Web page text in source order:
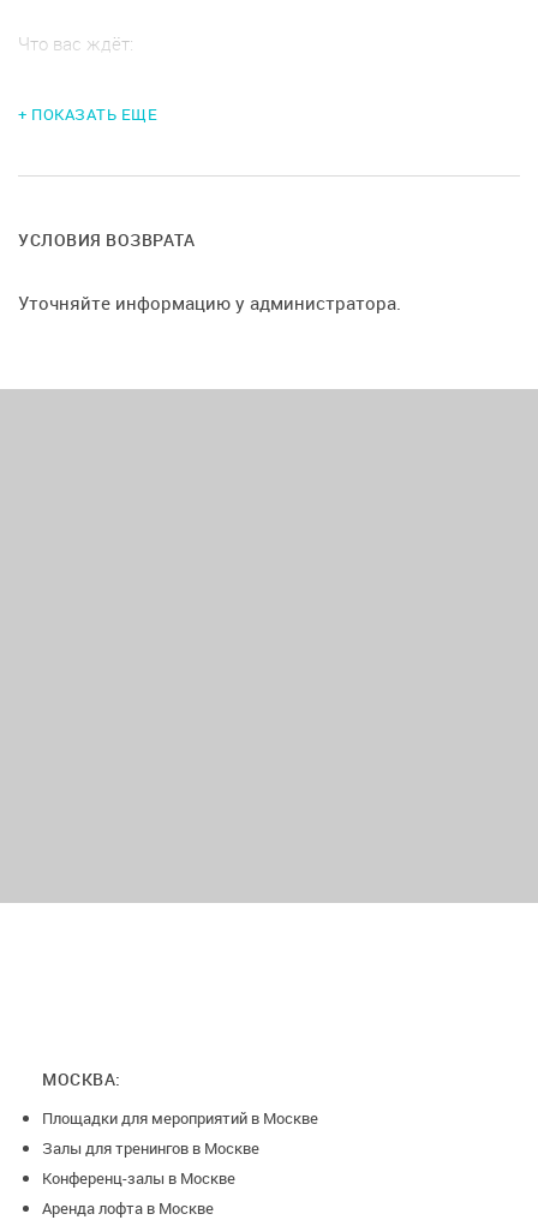
Что вас ждёт:
Настольные игры, декор;
Тематический декор
менеджером.
Закажите организацию праздника под ключ или выберите
нужные услуги.
+ ПОКАЗАТЬ ЕЩЕ
УСЛОВИЯ ВОЗВРАТА
Уточняйте информацию у администратора.
МОСКВА:
Площадки для мероприятий в Москве
Залы для тренингов в Москве
Конференц-залы в Москве
Аренда лофта в Москве